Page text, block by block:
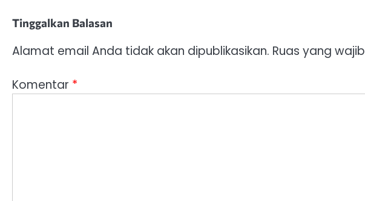
Tinggalkan Balasan
Alamat email Anda tidak akan dipublikasikan. Ruas yang
Komentar *